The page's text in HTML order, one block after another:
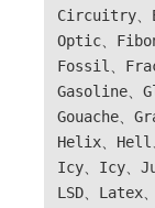
Circuitry
Optic、
Fossil、
Gasoline、
Gouache、
Helix、Hell
Icy、Icy、
LSD、Latex